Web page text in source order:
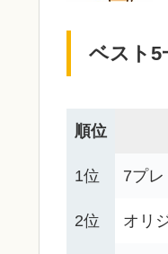
ベスト5
順位
1位 7プ
2位 オリ